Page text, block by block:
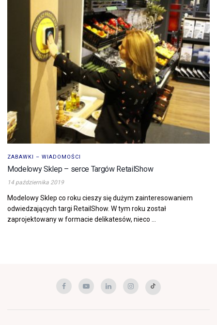
ZABAWKI – WIADOMOŚCI
Modelowy Sklep – serce Targów RetailShow
14 października 2019
Modelowy Sklep co roku cieszy się dużym zainteresowaniem
odwiedzających targi RetailShow. W tym roku został
zaprojektowany w formacie delikatesów, nieco ...